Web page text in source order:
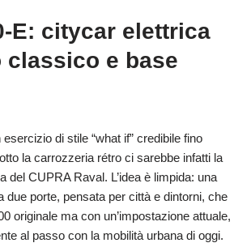
citycar elettrica
classico e base
esercizio di stile “what if” credibile fino
la carrozzeria rétro ci sarebbe infatti la
del CUPRA Raval. L’idea è limpida: una
due porte, pensata per città e dintorni, che
originale ma con un’impostazione attuale,
al passo con la mobilità urbana di oggi.